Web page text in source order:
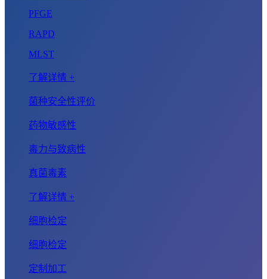
PFGE
RAPD
MLST
了解详情 +
菌种安全性评价
药物敏感性
毒力与致病性
真菌毒素
了解详情 +
细胞检定
细胞检定
定制加工